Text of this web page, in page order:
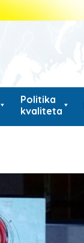
Politika
kvaliteta